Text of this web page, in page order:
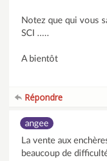
Notez que qui vous
SCI .....
A bientôt
Répondre
angee
La vente aux
beaucoup de